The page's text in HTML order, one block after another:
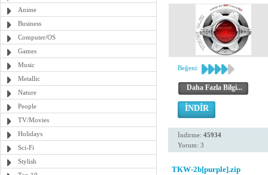
Anime
Business
Computer/OS
Games
Music
Metallic
Nature
People
TV/Movies
Holidays
Sci-Fi
Stylish
Beğeni:
Daha Fazla Bilgi...
İNDİR
İndirme: 45934
Yorum: 3
TKW-2b[purple].zip